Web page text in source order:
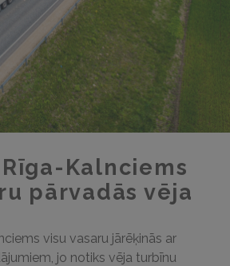
Kalnciems
pārvadās vēja
visu vasaru jārēķinās ar
jo notiks vēja turbīnu